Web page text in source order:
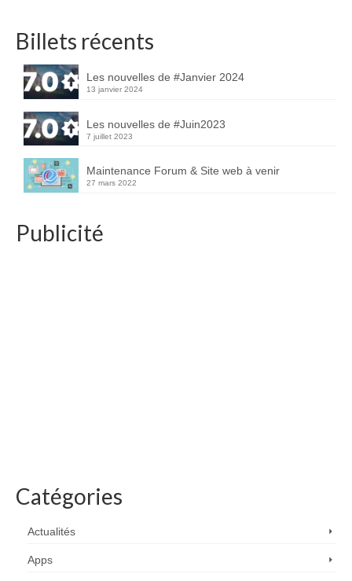
Billets récents
Les nouvelles de #Janvier 2024
13 janvier 2024
Les nouvelles de #Juin2023
7 juillet 2023
Maintenance Forum & Site web à venir
27 mars 2022
Publicité
Catégories
Actualités
Apps